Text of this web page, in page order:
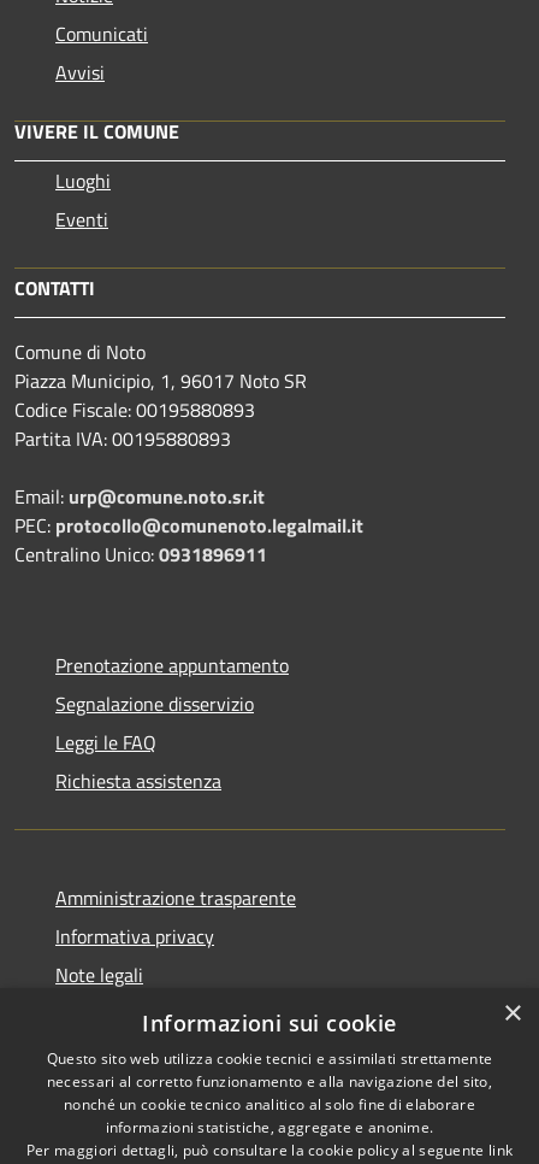
Comunicati
Avvisi
VIVERE IL COMUNE
Luoghi
Eventi
CONTATTI
Comune di Noto
Piazza Municipio, 1, 96017 Noto SR
Codice Fiscale: 00195880893
Partita IVA: 00195880893
Email: urp@comune.noto.sr.it
PEC: protocollo@comunenoto.legalmail.it
Centralino Unico:0931896911
Prenotazione appuntamento
Segnalazione disservizio
Leggi le FAQ
Richiesta assistenza
Amministrazione trasparente
Informativa privacy
Note legali
Dichiarazione di accessibilità
Copyright © 2026 • Città di
×
Informazioni sui cookie
Questo sito web utilizza cookie tecnici e assimilati strettamente
necessari al corretto funzionamento e alla navigazione del sito,
nonché un cookie tecnico analitico al solo fine di elaborare
informazioni statistiche, aggregate e anonime.
Per maggiori dettagli, può consultare la cookie policy al seguente link